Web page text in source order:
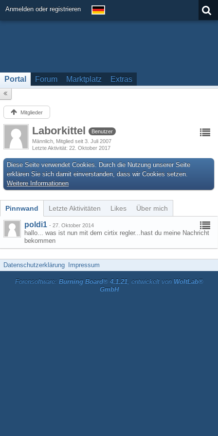
Anmelden oder registrieren
Portal Forum Marktplatz Extras
Mitglieder
Laborkittel
Benutzer
Männlich Mitglied seit 3. Juli 2007
Letzte Aktivität 22. Oktober 2017
Diese Seite verwendet Cookies. Durch die Nutzung unserer Seite
erklären Sie sich damit einverstanden, dass wir Cookies setzen.
Weitere Informationen
Pinnwand Letzte Aktivitäten Likes Über mich
poldi1 - 27. Oktober 2014
hallo... was ist nun mit dem cirtix regler...hast du meine Nachricht
bekommen
Datenschutzerklärung Impressum
Forensoftware: Burning Board® 4.1.21, entwickelt von WoltLab®
GmbH